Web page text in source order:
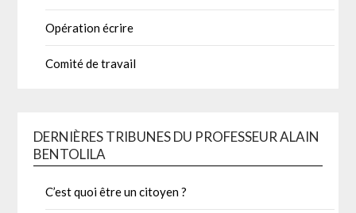
Opération écrire
Comité de travail
DERNIÈRES TRIBUNES DU PROFESSEUR ALAIN
BENTOLILA
C’est quoi être un citoyen ?